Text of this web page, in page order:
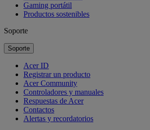
Gaming portátil
Productos sostenibles
Soporte
Soporte
Acer ID
Registrar un producto
Acer Community
Controladores y manuales
Respuestas de Acer
Contactos
Alertas y recordatorios